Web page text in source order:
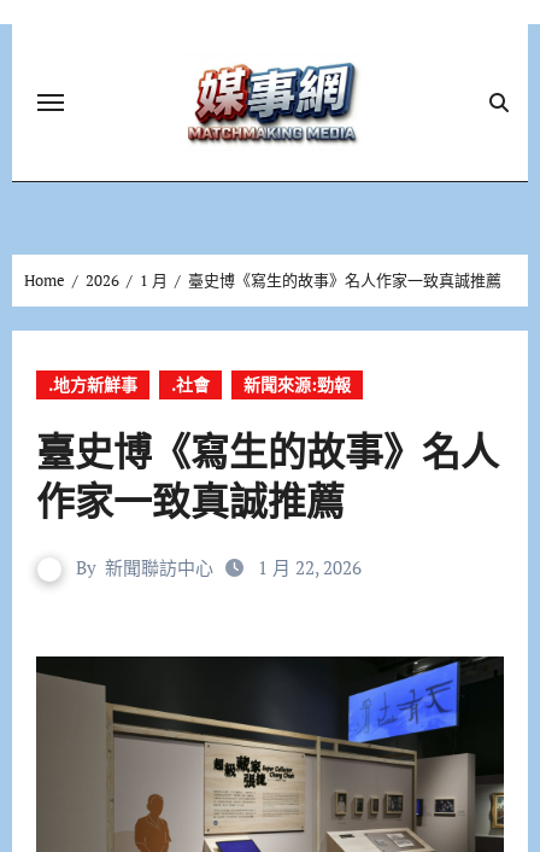
Home 2026 1 月 臺史博《寫生的故事》名人作家一致真誠推薦
.地方新鮮事 .社會 新聞來源:勁報
臺史博《寫生的故事》名人
作家一致真誠推薦
By 新聞聯訪中心 1 月 22, 2026